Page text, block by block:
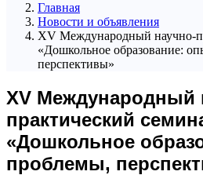
Главная
Новости и объявления
ХV Международный научно-
«Дошкольное образование:
перспективы»
ХV Международный
практический
«Дошкольное
проблемы,